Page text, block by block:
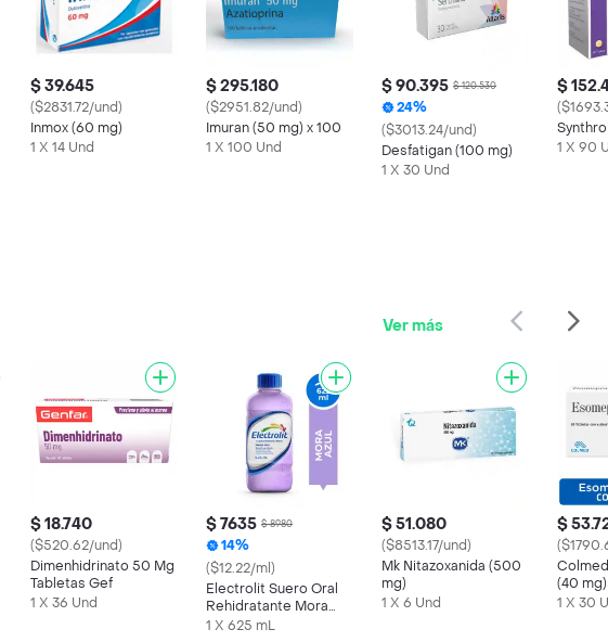
$ 39.645
($2831.72/und)
Inmox (60 mg)
1 X 14 Und
$ 295.180
($2951.82/und)
Imuran (50 mg) x 100
1 X 100 Und
$ 90.395 $ 120.530
24%
($3013.24/und)
Desfatigan (100 mg)
1 X 30 Und
$
1 X 90
Ver más
$ 18.740
($520.62/und)
Dimenhidrinato 50 Mg
Tabletas Gef
1 X 36 Und
$ 7635 $ 8980
14%
($12.22/ml)
Electrolit Suero Oral
Rehidratante Mora
Azul
1 X 625 mL
$ 51.080
($8513.17/und)
Mk Nitazoxanida (500
mg)
1 X 6 Und
$
(40 mg)
1 X 30